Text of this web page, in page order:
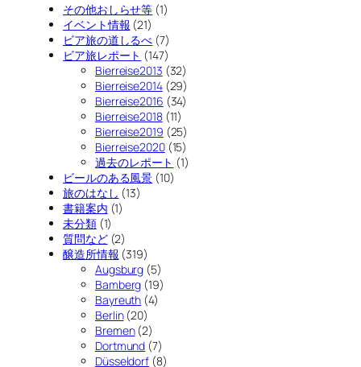
その他おしらせ等 (1)
イベント情報 (21)
ビア旅の道しるべ (7)
ビア旅レポート (147)
Bierreise2013 (32)
Bierreise2014(29)
Bierreise2016 (34)
Bierreise2018(11)
Bierreise2019 (25)
Bierreise2020(15)
過去のレポート (1)
ビールのある風景 (10)
旅のはなし (13)
書籍案内 (1)
未分類(1)
質問など(2)
醸造所情報 (319)
Augsburg (5)
Bamberg (19)
Bayreuth (4)
Berlin(20)
Bremen(2)
Dortmund (7)
Düsseldorf (8)